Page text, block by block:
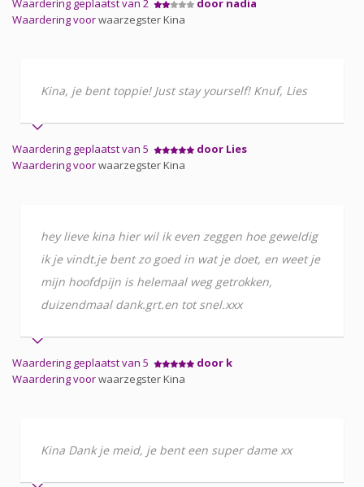
Waardering geplaatst van 2
door nadia
Waardering voorwaarzegster Kina
Kina, je bent toppie! Just stay yourself! Knuf, Lies
Waardering geplaatst van 5
door Lies
Waardering voorwaarzegster Kina
hey lieve kina hier wil ik even zeggen hoe geweldig
ik je vindt.je bent zo goed in wat je doet, en weet je
mijn hoofdpijn is helemaal weg getrokken,
duizendmaal dank.grt.en tot snel.xxx
Waardering geplaatst van 5
door k
Waardering voorwaarzegster Kina
Kina Dank je meid, je bent een super dame xx